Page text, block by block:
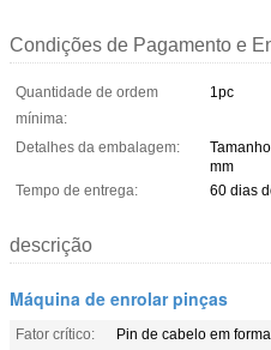
Condições de Pagamento e
Quantidade de ordem
mínima:
1pc
Detalhes da embalagem:
mm
Tempo de entrega:
60 dias
descrição
Máquina de enrolar pinças
Fator crítico:
Pin de cabelo em